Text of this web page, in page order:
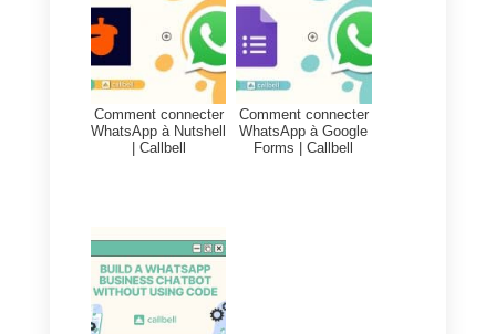
d’intégration. Cependant, un
inconvénient à considérer est le
coût associé à Zapier.